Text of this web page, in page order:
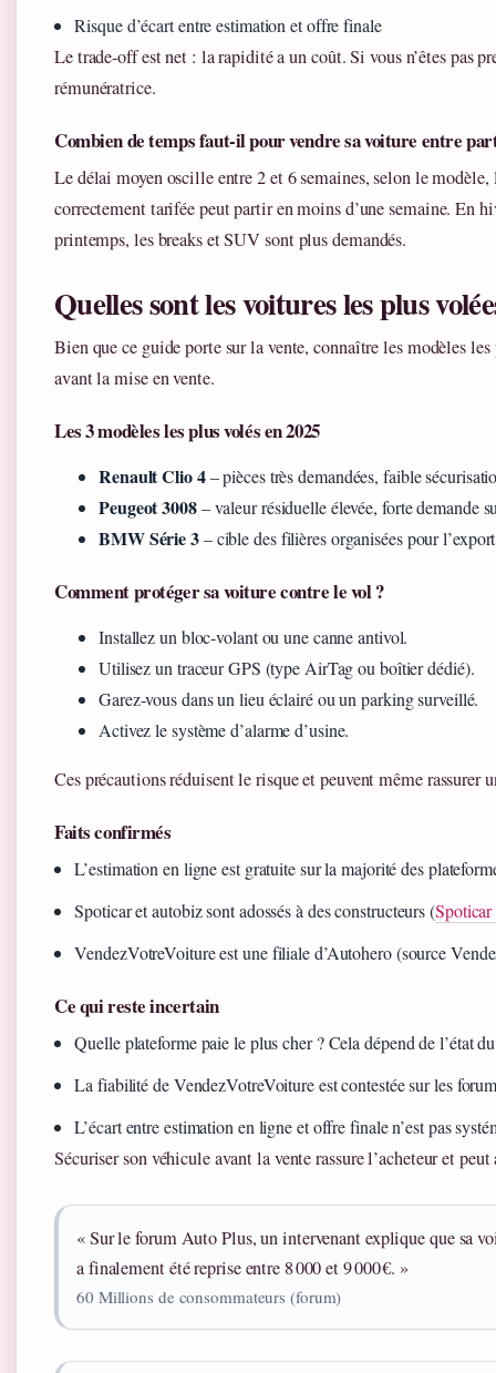
Risque d’écart entre estimation et offre finale
Le trade-off est net : la rapidité a un coût. Si vous n’êtes pas
rémunératrice.
Combien de temps faut-il pour vendre sa voiture entre
Le délai moyen oscille entre 2 et 6 semaines, selon le
correctement tarifée peut partir en moins d’une semaine. En
printemps, les breaks et SUV sont plus demandés.
Quelles sont les voitures les plus
Bien que ce guide porte sur la vente, connaître les modèles
avant la mise en vente.
Les 3 modèles les plus volés en 2025
Renault Clio 4– pièces très demandées, faible
Peugeot 3008– valeur résiduelle élevée, forte demande
BMW Série 3– cible des filières organisées pour
Comment protéger sa voiture contre le vol ?
Installez un bloc‑volant ou une canne antivol.
Utilisez un traceur GPS (type AirTag ou boîtier dédié).
Garez‑vous dans un lieu éclairé ou un parking surveillé.
Activez le système d’alarme d’usine.
Ces précautions réduisent le risque et peuvent même rassurer
Faits confirmés
L’estimation en ligne est gratuite sur la majorité des
Spoticar et autobiz sont adossés à des constructeurs (
VendezVotreVoiture est une filiale d’Autohero (source
Ce qui reste incertain
Quelle plateforme paie le plus cher ? Cela dépend de l’état
La fiabilité de VendezVotreVoiture est contestée sur les
L’écart entre estimation en ligne et offre finale n’est pas
Sécuriser son véhicule avant la vente rassure l’acheteur et
« Sur le forum Auto Plus, un intervenant explique que sa
a finalement été reprise entre 8 000 et 9 000 €. »
60 Millions de consommateurs (forum)